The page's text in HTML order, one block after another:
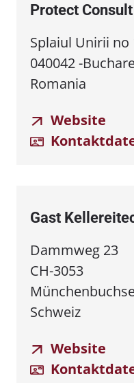
Protect
Splaiul Unirii no
040042 -
Romania
Website
Gast
Dammweg 23
CH-3053
Schweiz
Website